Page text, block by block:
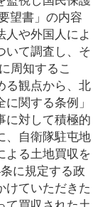
望書」の内容
や外国人によ
いて調査し、そ
周知するこ
観点から、北
関する条例」
に対して積極的
自衛隊駐屯地
よる土地買収を
に規定する政
けていただきた